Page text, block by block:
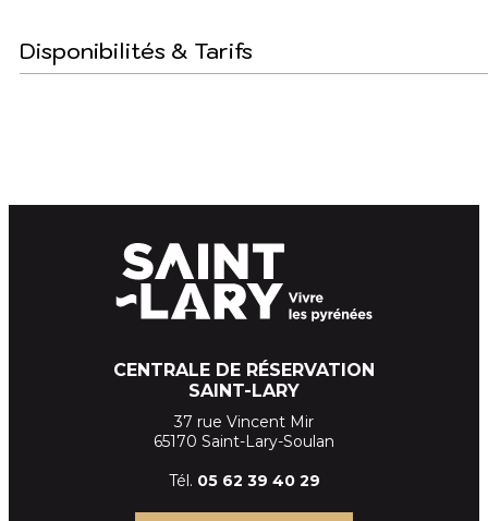
Disponibilités & Tarifs
CENTRALE DE RÉSERVATION
SAINT-LARY
37 rue Vincent Mir
65170 Saint-Lary-Soulan
Tél. 05 62 39 40 29